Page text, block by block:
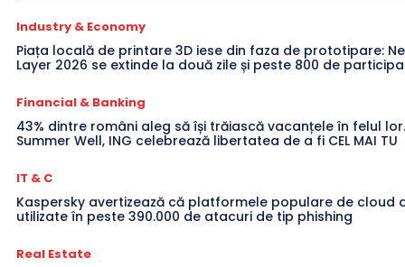
Industry & Economy
Piața locală de printare 3D iese din faza de prototipare:
Layer 2026 se extinde la două zile și peste 800 de
Financial & Banking
43% dintre români aleg să își trăiască vacanțele în felul
Summer Well, ING celebrează libertatea de a fi CEL MAI TU
IT & C
Kaspersky avertizează că platformele populare de cloud
utilizate în peste 390.000 de atacuri de tip phishing
Real Estate